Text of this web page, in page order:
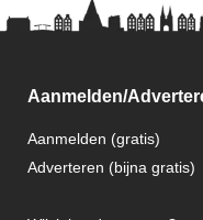
Aanmelden/
Aanmelden (gratis)
Adverteren (bijna gratis)